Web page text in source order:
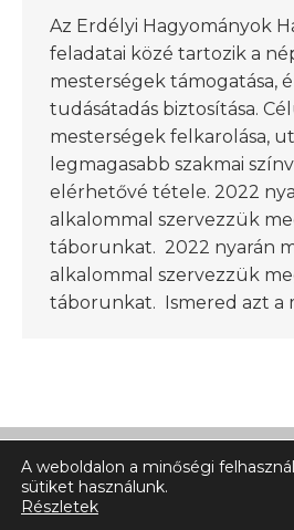
Az Erdélyi Hagyományok
feladatai közé tartozik a
mesterségek támogatása,
tudásátadás biztosítása.
mesterségek felkarolása,
legmagasabb szakmai
elérhetővé tétele. 2022
alkalommal szervezzük
táborunkat. 2022 nyarán
alkalommal szervezzük
táborunkat. Ismered azt a
A weboldalon a minőségi
sütiket használunk.
Részletek